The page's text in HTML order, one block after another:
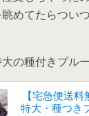
めてたらつい
の種付きプル
【宅急便送
特大・種つき